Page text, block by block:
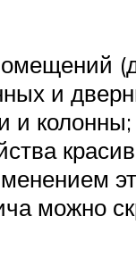
и
и колонны;
можно